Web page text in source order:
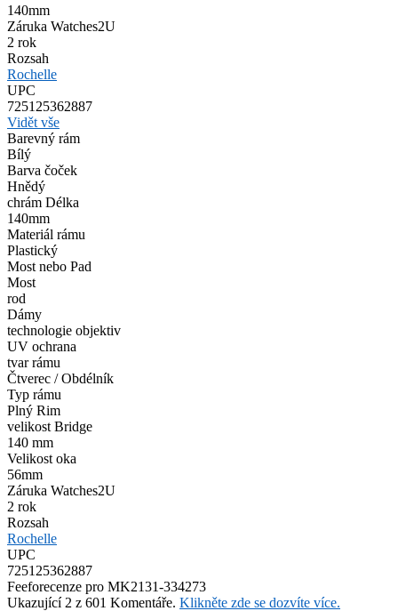
140mm
Záruka Watches2U
2 rok
Rozsah
Rochelle
UPC
725125362887
Vidět vše
Barevný rám
Bílý
Barva čoček
Hnědý
chrám Délka
140mm
Materiál rámu
Plastický
Most nebo Pad
Most
rod
Dámy
technologie objektiv
UV ochrana
tvar rámu
Čtverec / Obdélník
Typ rámu
Plný Rim
velikost Bridge
140 mm
Velikost oka
56mm
Záruka Watches2U
2 rok
Rozsah
Rochelle
UPC
725125362887
Feeforecenze pro MK2131-334273
Ukazující 2 z 601 Komentáře. Klikněte zde se dozvíte více.